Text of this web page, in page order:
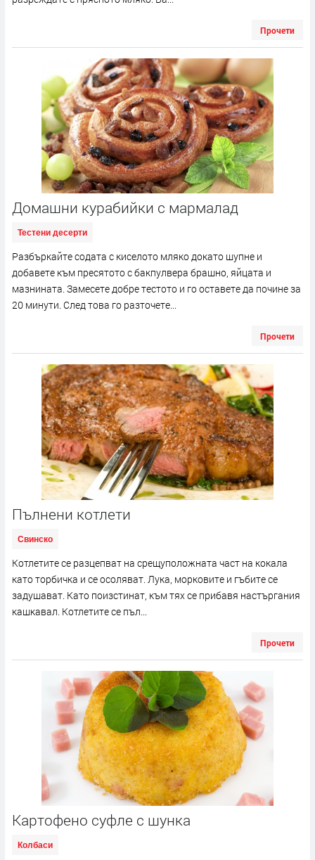
Прочети
Домашни курабийки с мармалад
Тестени десерти
Разбъркайте содата с киселото мляко докато шупне и
добавете към пресятото с бакпулвера брашно, яйцата и
мазнината. Замесете добре тестото и го оставете да почине за
20 минути. След това го разточете...
Прочети
Пълнени котлети
Свинско
Котлетите се разцепват на срещуположната част на кокала
като торбичка и се осоляват. Лука, морковите и гъбите се
задушават. Като поизстинат, към тях се прибавя настъргания
кашкавал. Котлетите се пъл...
Прочети
Картофено суфле с шунка
Колбаси